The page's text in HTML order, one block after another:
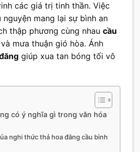
các giá trị tinh thần. Việc
nguyện mang lại sự bình an
thập phương cùng nhau cầu
mưa thuận gió hòa. Ánh
giúp xua tan bóng tối vô
có ý nghĩa gì trong văn hóa
nghi thức thả hoa đăng cầu bình